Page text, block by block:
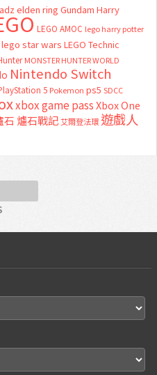
elden ring Gundam Harry
LEGO AMOC lego harry potter
lego star wars LEGO Technic
MONSTER HUNTER WORLD
Nintendo Switch
5 Pokemon ps5 SDCC
xbox game passXbox One
石 爐石戰記艾爾登法環 遊戲人